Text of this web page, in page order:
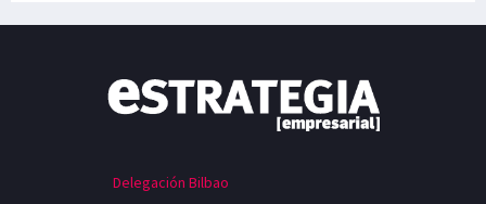
Delegación Bilbao